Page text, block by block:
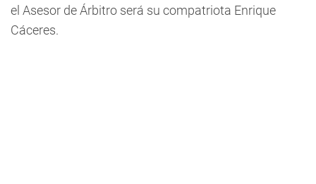
el Asesor de Árbitro será su compatriota Enrique
Cáceres.